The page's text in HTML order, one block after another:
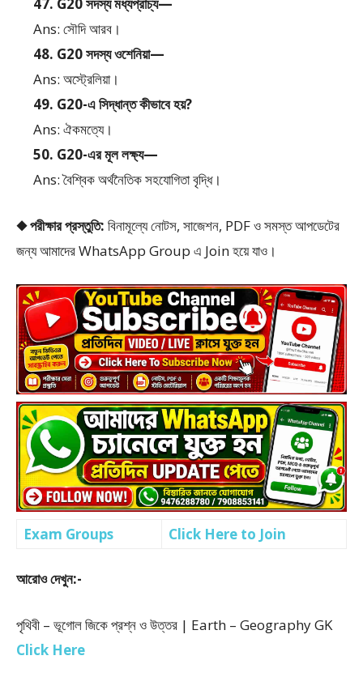
47. G20 সদস্য মধ্যপ্রাচ্য—
Ans: সৌদি আরব।
48. G20 সদস্য ওশেনিয়া—
Ans: অস্ট্রেলিয়া।
49. G20-এ সিদ্ধান্ত কীভাবে হয়?
Ans: ঐকমত্যে।
50. G20-এর মূল লক্ষ্য—
Ans: বৈশ্বিক অর্থনৈতিক সহযোগিতা বৃদ্ধি।
◆ পরীক্ষার প্রস্তুতি: বিনামূল্যে নোটস, সাজেশন, PDF ও সমস্ত আপডেটের
জন্য আমাদের WhatsApp Group এ Join হয়ে যাও।
Exam Groups Click Here to Join
আরোও দেখুন:-
পৃথিবী – ভূগোল জিকে প্রশ্ন ও উত্তর | Earth – Geography GK
Click Here